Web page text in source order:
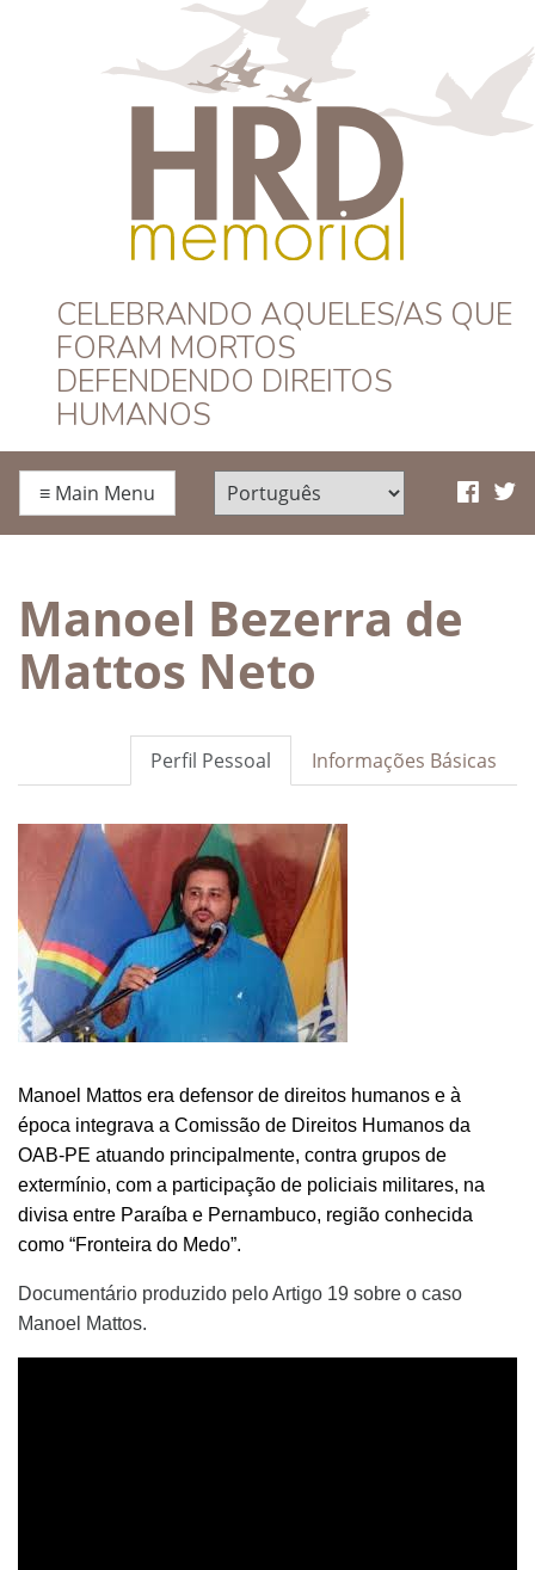
HRD Memorial –
Português
CELEBRANDO AQUELES/AS QUE
FORAM MORTOS
DEFENDENDO DIREITOS
HUMANOS
≡ Main Menu
Manoel Bezerra de
Mattos Neto
Informações Básicas
Perfil Pessoal
Manoel Mattos era defensor de direitos humanos e à
época integrava a Comissão de Direitos Humanos da
OAB-PE atuando principalmente, contra grupos de
extermínio, com a participação de policiais militares, na
divisa entre Paraíba e Pernambuco, região conhecida
como “Fronteira do Medo”.
Documentário produzido pelo Artigo 19 sobre o caso
Manoel Mattos.